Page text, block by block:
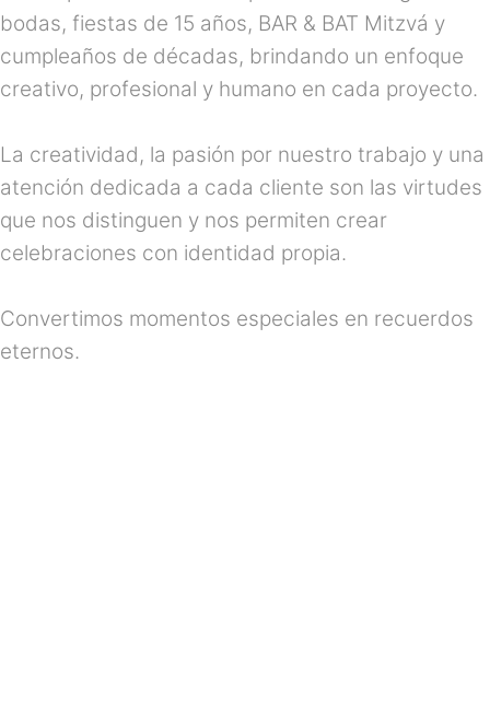
bodas, fiestas de 15 años, BAR & BAT Mitzvá y
cumpleaños de décadas, brindando un enfoque
creativo, profesional y humano en cada proyecto.
La creatividad, la pasión por nuestro trabajo y una
atención dedicada a cada cliente son las virtudes
que nos distinguen y nos permiten crear
celebraciones con identidad propia.
Convertimos momentos especiales en recuerdos
eternos.